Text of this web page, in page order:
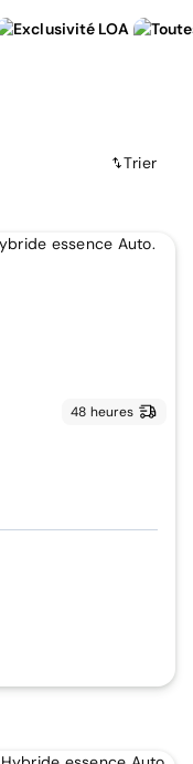
Trier
48 heures